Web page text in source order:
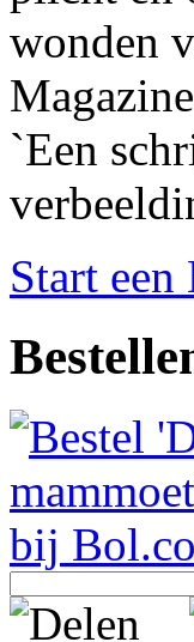
wonden
Magazine
`Een
Start